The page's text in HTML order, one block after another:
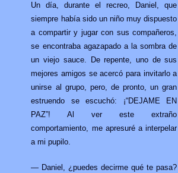
Un día, durante el recreo, Daniel, que
siempre había sido un niño muy dispuesto
a compartir y jugar con sus compañeros,
se encontraba agazapado a la sombra de
un viejo sauce. De repente, uno de sus
mejores amigos se acercó para invitarlo a
unirse al grupo, pero, de pronto, un gran
estruendo se escuchó: ¡“DEJAME EN
PAZ”! Al ver este extraño
comportamiento, me apresuré a interpelar
a mi pupilo.
— Daniel, ¿puedes decirme qué te pasa?